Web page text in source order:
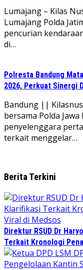
Lumajang – Kilas
Lumajang Polda
pencurian
di…
Polresta Bandung
2026, Perkuat Sinergi
Bandung ||
bersama Polda
penyelenggara
terkait menggelar…
Berita Terkini
Direktur RSUD Dr
Terkait Kronologi